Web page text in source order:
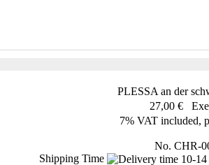
PLESSA an der
27,00 €
7% VAT included,
No. CHR-
Shipping Time